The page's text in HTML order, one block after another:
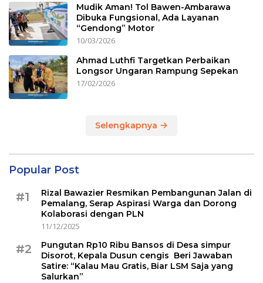
Mudik Aman! Tol Bawen-Ambarawa
Dibuka Fungsional, Ada Layanan
“Gendong” Motor
10/03/2026
Ahmad Luthfi Targetkan Perbaikan
Longsor Ungaran Rampung Sepekan
17/02/2026
Selengkapnya
Popular Post
#1
Rizal Bawazier Resmikan Pembangunan Jalan di
Pemalang, Serap Aspirasi Warga dan Dorong
Kolaborasi dengan PLN
11/12/2025
#2
Pungutan Rp10 Ribu Bansos di Desa simpur
Disorot, Kepala Dusun cengis Beri Jawaban
Satire: “Kalau Mau Gratis, Biar LSM Saja yang
Salurkan”